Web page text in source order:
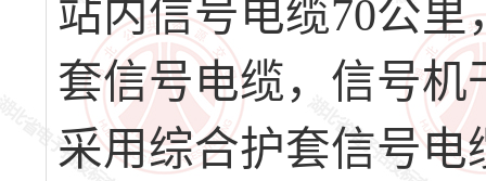
站内信号电缆70公
套信号电缆，信号
采用综合护套信号